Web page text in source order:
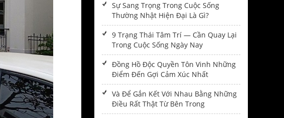
Sự Sang Trọng Trong Cuộc Sống
Thường Nhật Hiện Đại Là Gì?
9 Trạng Thái Tâm Trí — Cần Quay Lại
Trong Cuộc Sống Ngày Nay
Đồng Hồ Độc Quyền Tôn Vinh Những
Điểm Đến Gợi Cảm Xúc Nhất
Và Để Gắn Kết Với Nhau Bằng Những
Điều Rất Thật Từ Bên Trong